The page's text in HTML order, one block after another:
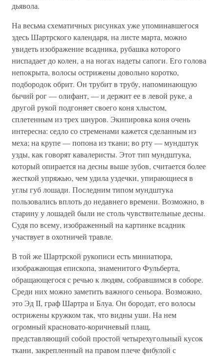
дьявола.
На весьма схематичных рисунках уже упоминавшегося
здесь Шартрского календаря, на листе марта, можно
увидеть изображение всадника, рубашка которого
ниспадает до колен, а на ногах надеты сапоги. Его голова
непокрыта, волосы острижены довольно коротко,
подбородок обрит. Он трубит в трубу, напоминающую
бычий рог — олифант, — и держит ее в левой руке, а
другой рукой подгоняет своего коня хлыстом,
сплетенным из трех шнуров. Экипировка коня очень
интересна: седло со стременами кажется сделанным из
меха; на крупе — попона из ткани; во рту — мундштук
узды, как говорят кавалеристы. Этот тип мундштука,
который опирается на десны выше зубов, считается более
жесткой упряжью, чем удила уздечки, упирающиеся в
углы губ лошади. Последним типом мундштука
пользовались вплоть до недавнего времени. Возможно, в
старину у лошадей были не столь чувствительные десны.
Судя по всему, изображенный на картинке всадник
участвует в охотничей травле.
В той же Шартрской рукописи есть миниатюра,
изображающая епископа, знаменитого Фульберта,
обращающегося с речью к людям, собравшимся в соборе.
Среди них можно заметить важного сеньора. Возможно,
это Эд II, граф Шартра и Блуа. Он бородат, его волосы
острижены кружком так, что видны уши. На нем
огромный красновато-коричневый плащ,
представляющий собой простой четырехугольный кусок
ткани, закрепленный на правом плече фибулой с